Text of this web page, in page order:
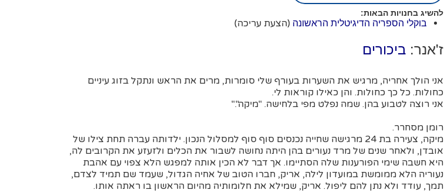
להשיג בחנויות הבאות:
בוקלי הספריה הדיגיטלית הראשונה (הצעת עריכה)
ז'אנר:ביכורים
אני הולך אחריה, מרגיש את השערות בעורף שלי סומרות, מרים את הראש ונתקל בזוג עיניים
כחולות. כל כך כחולות. והן כאילו קוראות לי.
אני רוצה לטבוע בהן. שמה נפלט מפי בלחישה. "מיקה"."
רומן מסחרר.
מיקה, צעירה בת 24 מרגישה שחייה נכנסים סוף סוף למסלול הנכון. ילדותה עברה תחת צילו של
אובדן, ולאחר שנים של מרד נעורים בהן היתה נחושה לשבור את הכלים ולזעזע את הקרובים לה,
היא חשבה שימי הפורענות שלה הסתיימו. אך דבר לא הכין אותה למפגש הלא צפוי עם אהבת
נעוריה הלא ממומשת במועדון לילה, אריק, חברו הטוב של אחיה הגדול, שעמד שם תמיד לצדם,
תמך, עודד ולא נתן להם ליפול. אריק, שמילא את חלומותיה מהיום הראשון בו ראתה אותו.